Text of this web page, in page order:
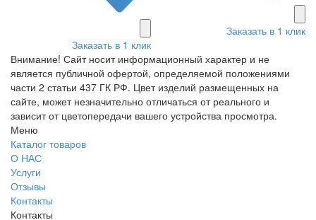
Заказать в 1 клик
Заказать в 1 клик
Внимание! Сайт носит информационный характер и не
является публичной офертой, определяемой положениями
части 2 статьи 437 ГК РФ. Цвет изделий размещенных на
сайте, может незначительно отличаться от реального и
зависит от цветопередачи вашего устройства просмотра.
Меню
Каталог товаров
О НАС
Услуги
Отзывы
Контакты
Контакты